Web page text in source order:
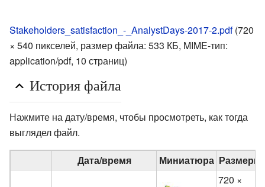
Stakeholders_satisfaction_-_AnalystDays-2017-2.pdf‎(720
× 540 пикселей, размер файла: 533 КБ, MIME-тип:
application/pdf, 10 страниц)
История файла
Нажмите на дату/время, чтобы просмотреть, как тогда
выглядел файл.
Дата/время Миниатюра Размеры
720 ×